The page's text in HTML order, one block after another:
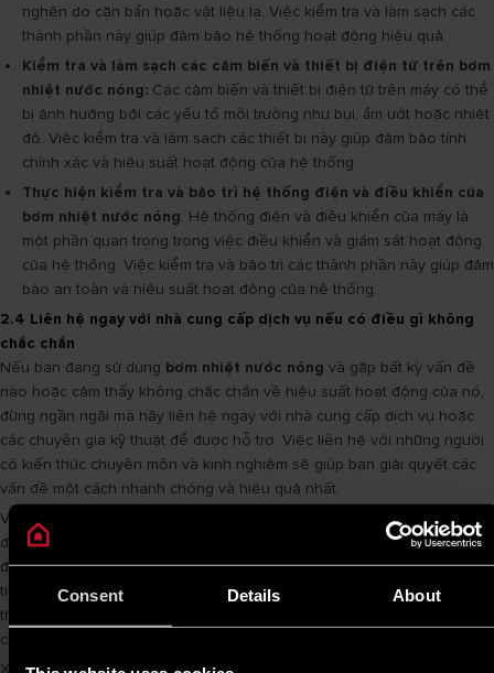
Consent Details About
nghẽn do cặn bẩn hoặc vật liệu lạ. Việc kiểm tra và làm sạch các
thành phần này giúp đảm bảo hệ thống hoạt động hiệu quả.
Kiểm tra và làm sạch các cảm biến và thiết bị điện tử trên bơm
nhiệt nước nóng: Các cảm biến và thiết bị điện tử trên máy có thể
bị ảnh hưởng bởi các yếu tố môi trường như bụi, ẩm ướt hoặc nhiệt
độ. Việc kiểm tra và làm sạch các thiết bị này giúp đảm bảo tính
chính xác và hiệu suất hoạt động của hệ thống.
Thực hiện kiểm tra và bảo trì hệ thống điện và điều khiển của
bơm nhiệt nước nóng: Hệ thống điện và điều khiển của máy là
một phần quan trọng trong việc điều khiển và giám sát hoạt động
của hệ thống. Việc kiểm tra và bảo trì các thành phần này giúp đảm
bảo an toàn và hiệu suất hoạt động của hệ thống.
2.4 Liên hệ ngay với nhà cung cấp dịch vụ nếu có điều gì không
chắc chắn
Nếu bạn đang sử dụng bơm nhiệt nước nóng và gặp bất kỳ vấn đề
nào hoặc cảm thấy không chắc chắn về hiệu suất hoạt động của nó,
đừng ngần ngãi mà hãy liên hệ ngay với nhà cung cấp dịch vụ hoặc
các chuyên gia kỹ thuật để được hỗ trợ. Việc liên hệ với những người
có kiến thức chuyên môn và kinh nghiệm sẽ giúp bạn giải quyết các
vấn đề một cách nhanh chóng và hiệu quả nhất.
Với những bí quyết sử dụng
hiệu quả nhất
đã được chia sẻ trong bài viết này, bạn có thể tận dụng một cách tối
đa lợi ích của nó. Việc sử dụng bơm nhiệt nước nóng không chỉ giúp
tiết kiệm năng lượng và chi phí, mà còn tăng cường hiệu suất và tuổi
thọ của hệ thống. Đồng thời, việc sử dụng
cũng đóng góp vào việc bảo vệ môi trường.
Xem thêm các bài viết khác: